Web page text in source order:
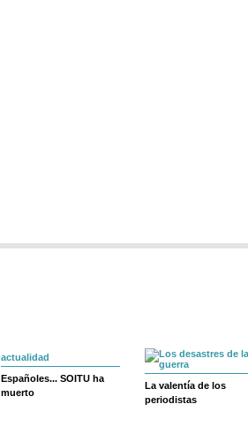
actualidad
Españoles... SOITU ha
muerto
La valentía de los
periodistas